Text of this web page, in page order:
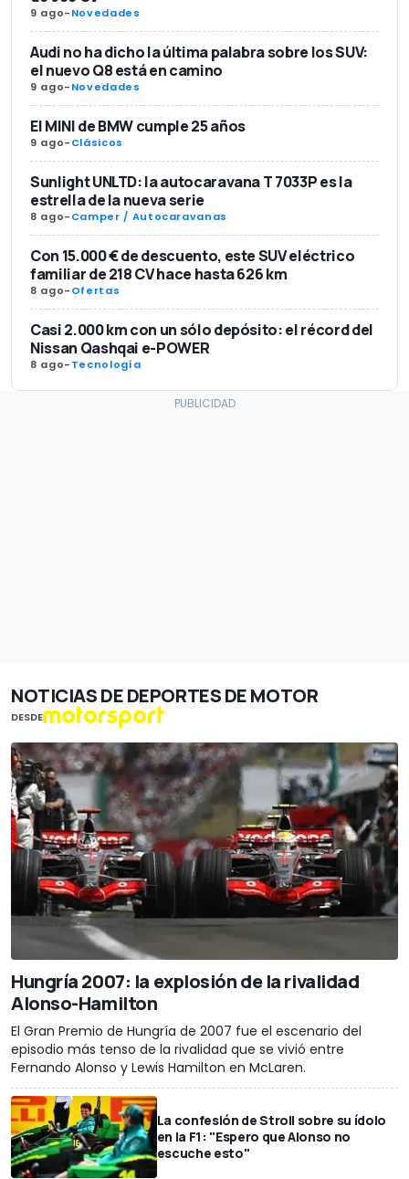
9 ago-Novedades
Audi no ha dicho la última palabra sobre los SUV:
el nuevo Q8 está en camino
9 ago-Novedades
El MINI de BMW cumple 25 años
9 ago-Clásicos
Sunlight UNLTD: la autocaravana T 7033P es la
estrella de la nueva serie
8 ago-Camper / Autocaravanas
Con 15.000 € de descuento, este SUV eléctrico
familiar de 218 CV hace hasta 626 km
8 ago-Ofertas
Casi 2.000 km con un sólo depósito: el récord del
Nissan Qashqai e-POWER
8 ago-Tecnología
NOTICIAS DE DEPORTES DE MOTOR
DESDE
Hungría 2007: la explosión de la rivalidad
Alonso-Hamilton
El Gran Premio de Hungría de 2007 fue el escenario del
episodio más tenso de la rivalidad que se vivió entre
Fernando Alonso y Lewis Hamilton en McLaren.
La confesión de Stroll sobre su ídolo
en la F1: "Espero que Alonso no
escuche esto"